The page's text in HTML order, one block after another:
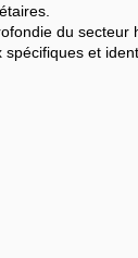
du secteur
et